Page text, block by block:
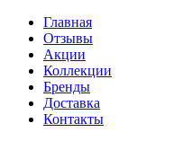
Главная
Отзывы
Акции
Коллекции
Бренды
Доставка
Контакты